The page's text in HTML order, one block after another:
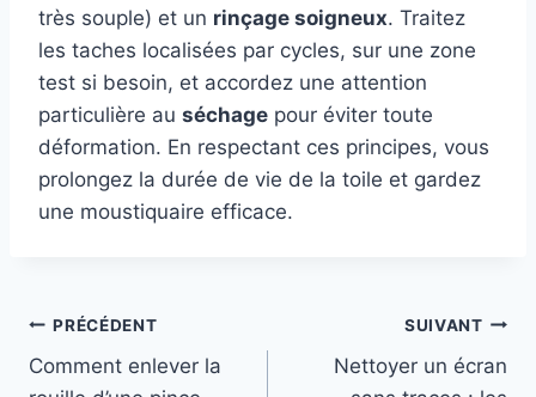
très souple) et un rinçage soigneux. Traitez
les taches localisées par cycles, sur une zone
test si besoin, et accordez une attention
particulière au séchage pour éviter toute
déformation. En respectant ces principes, vous
prolongez la durée de vie de la toile et gardez
une moustiquaire efficace.
Navigation
de
PRÉCÉDENT
Comment enlever la
SUIVANT
Nettoyer un écran